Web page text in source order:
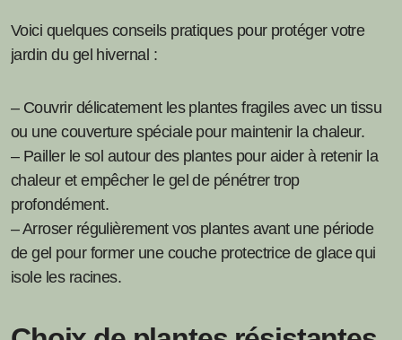
Voici quelques conseils pratiques pour protéger votre
jardin du gel hivernal :
– Couvrir délicatement les plantes fragiles avec un tissu
ou une couverture spéciale pour maintenir la chaleur.
– Pailler le sol autour des plantes pour aider à retenir la
chaleur et empêcher le gel de pénétrer trop
profondément.
– Arroser régulièrement vos plantes avant une période
de gel pour former une couche protectrice de glace qui
isole les racines.